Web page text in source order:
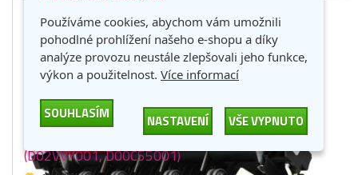
Originální zapékací jednotka Brother D01CED001
(D02VVY001, D00C55001)
Používáme cookies, abychom vám umožnili
pohodlné prohlížení našeho e-shopu a díky
analýze provozu neustále zlepšovali jeho funkce,
výkon a použitelnost. Více informací
SOUHLASÍM NASTAVENÍ VŠE VYPNUTO